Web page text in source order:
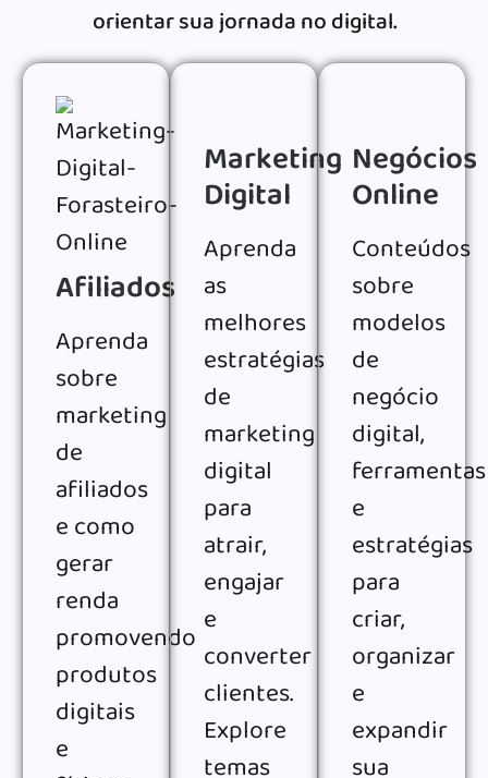
orientar sua jornada no digital.
Afiliados
Aprenda
sobre
marketing
de
afiliados
e como
gerar
renda
promovendo
produtos
digitais
e
Marketing
Digital
Aprenda
as
melhores
estratégias
de
marketing
digital
para
atrair,
engajar
e
converter
clientes.
Explore
temas
Negócios
Online
Conteúdos
sobre
modelos
de
negócio
digital,
ferramentas
e
estratégias
para
criar,
organizar
e
expandir
sua